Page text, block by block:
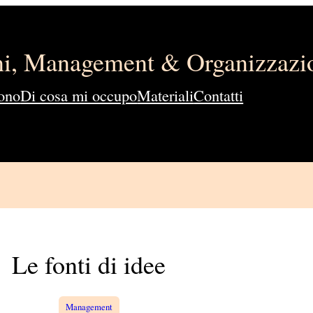
Management &
Di cosa mi occupoMaterialiContatti
Le fonti di idee
Management